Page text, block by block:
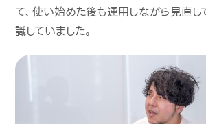
て、使い始めた後も運用しながら見直
識していました。